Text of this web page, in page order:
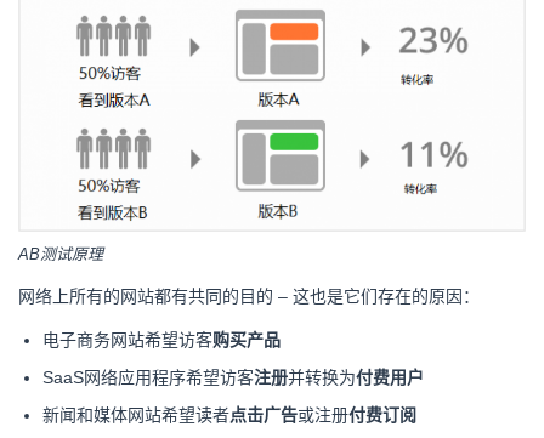
AB测试原理
网络上所有的网站都有共同的目的 – 这也是它们存在的原因：
电子商务网站希望访客购买产品
SaaS网络应用程序希望访客注册并转换为付费用户
新闻和媒体网站希望读者点击广告或注册付费订阅